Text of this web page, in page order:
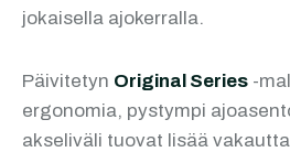
jokaisella ajokerralla.
Päivitetyn Original Series -
ergonomia, pystympi
akseliväli tuovat lisää